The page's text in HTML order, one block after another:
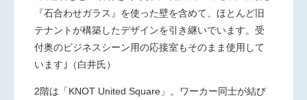
『石合わせガラス』を使った壁を含めて、ほとんど旧
テナントが構築したデザインを引き継いでいます。受
付奥のビジネスシーン用の応接室もそのまま使用して
います｣（白井氏）
2階は「KNOT United Square」。ワーカー同士が結び